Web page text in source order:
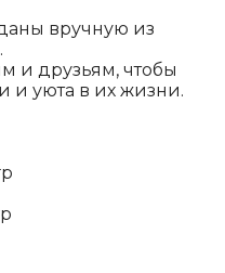
вручную из
и друзьям, чтобы
и уюта в их жизни.